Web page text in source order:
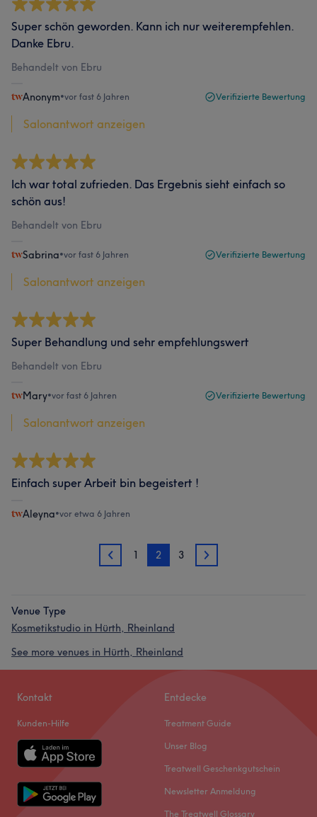
Super schön geworden. Kann ich nur weiterempfehlen.
Danke Ebru.
Behandelt von Ebru
Anonym•vor fast 6 Jahren Verifizierte Bewertung
Salonantwort anzeigen
Ich war total zufrieden. Das Ergebnis sieht einfach so
schön aus!
Behandelt von Ebru
Sabrina•vor fast 6 Jahren Verifizierte Bewertung
Salonantwort anzeigen
Super Behandlung und sehr empfehlungswert
Behandelt von Ebru
Mary•vor fast 6 Jahren Verifizierte Bewertung
Salonantwort anzeigen
Einfach super Arbeit bin begeistert !
Aleyna•vor etwa 6 Jahren
1 1 2 3 3
Venue Type
Kosmetikstudio in Hürth, Rheinland
See more venues in Hürth, Rheinland
Kontakt
Kunden-Hilfe
Entdecke
Treatment Guide
Unser Blog
Treatwell Geschenkgutschein
Newsletter Anmeldung
The Treatwell Glossary